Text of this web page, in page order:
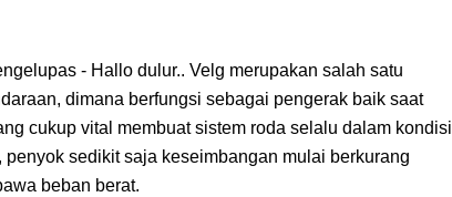
- Hallo dulur.. Velg merupakan salah satu
dimana berfungsi sebagai pengerak baik saat
cukup vital membuat sistem roda selalu dalam kondisi
sedikit saja keseimbangan mulai berkurang
beban berat.